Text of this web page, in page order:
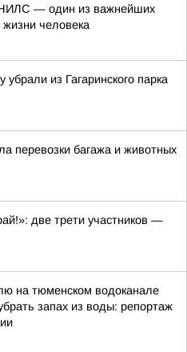
— один из важнейших
жизни человека
из Гагаринского парка
перевозки багажа и животных
две трети участников —
на тюменском водоканале
запах из воды: репортаж